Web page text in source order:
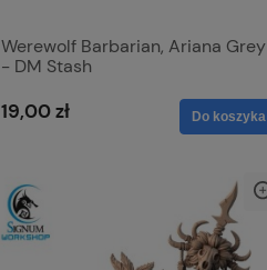
Werewolf Barbarian, Ariana Grey
- DM Stash
19,00 zł Do koszyka